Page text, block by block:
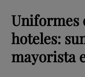
Uniformes
hoteles:
mayorista